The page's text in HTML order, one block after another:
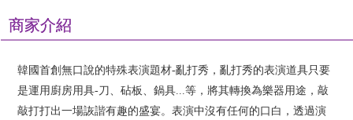
商家介紹
韓國首創無口說的特殊表演題材-亂打秀，亂打秀的表演道具只要
是運用廚房用具-刀、砧板、鍋具...等，將其轉換為樂器用途，敲
敲打打出一場詼諧有趣的盛宴。表演中沒有任何的口白，透過演